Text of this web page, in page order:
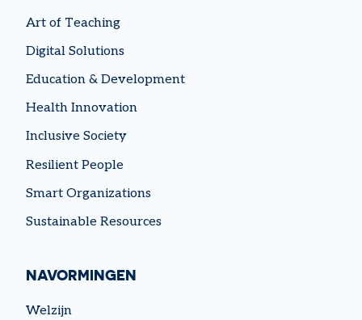
Art of Teaching
Digital Solutions
Education & Development
Health Innovation
Inclusive Society
Resilient People
Smart Organizations
Sustainable Resources
NAVORMINGEN
Welzijn